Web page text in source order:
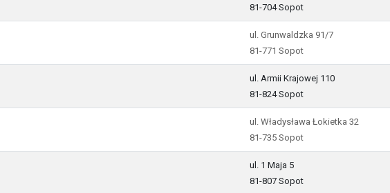
81-704 Sopot
ul. Grunwaldzka 91/7
81-771 Sopot
ul. Armii Krajowej 110
81-824 Sopot
ul. Władysława Łokietka 32
81-735 Sopot
ul. 1 Maja 5
81-807 Sopot